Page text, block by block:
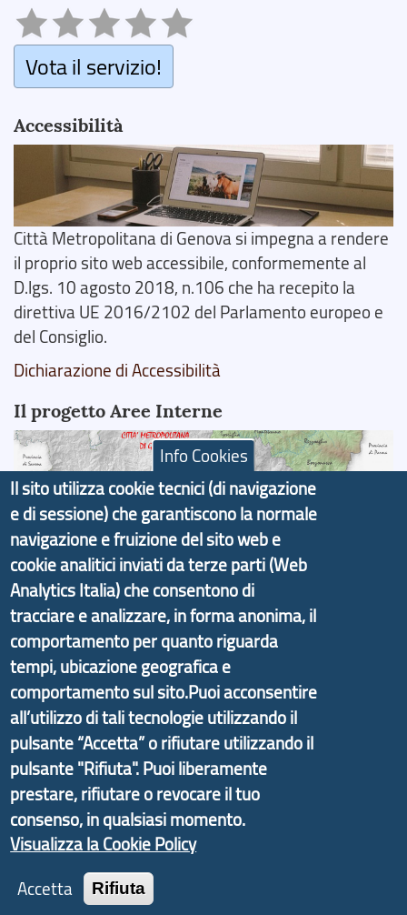
Vota il servizio!
Accessibilità
Città Metropolitana di Genova si impegna a rendere
il proprio sito web accessibile, conformemente al
D.lgs. 10 agosto 2018, n.106 che ha recepito la
direttiva UE 2016/2102 del Parlamento europeo e
del Consiglio.
Dichiarazione di Accessibilità
Il progetto Aree Interne
Il portale di marketing territoriale e sviluppo locale
di Genova Città Metropolitana si è sviluppato a
partire dal progetto nazionale Aree Interne
promosso dal Dipartimento per lo Sviluppo
Economico e finalizzato al rilancio socio-economico
delle valli dell’entroterra. In particolare fornisce
informazioni ed aggiornamenti sulla
d'Area Antola-Tigullio, in collaborazione con Regione
Liguria ed ANCI Liguria.
Copyright © 2017 Città metropolitana di Genova |
CF: 80007350103
Tecnologie e Accessibilità
Info Cookies
Il sito utilizza cookie tecnici (di navigazione
e di sessione) che garantiscono la normale
navigazione e fruizione del sito web e
cookie analitici inviati da terze parti (Web
Analytics Italia) che consentono di
tracciare e analizzare, in forma anonima, il
comportamento per quanto riguarda
tempi, ubicazione geografica e
comportamento sul sito.Puoi acconsentire
all’utilizzo di tali tecnologie utilizzando il
pulsante “Accetta” o rifiutare utilizzando il
pulsante "Rifiuta". Puoi liberamente
prestare, rifiutare o revocare il tuo
consenso, in qualsiasi momento.
Visualizza la Cookie Policy
Accetta
Rifiuta